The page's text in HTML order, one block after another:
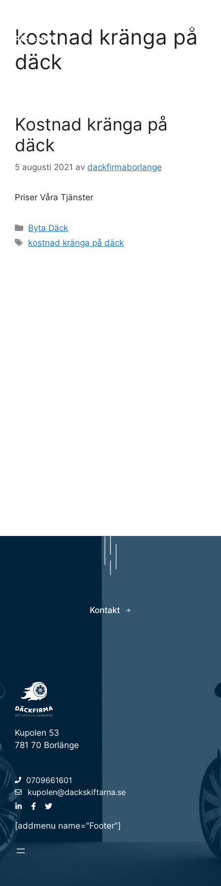
innehållkostnad kränga på
däck
Kostnad kränga på
däck
5 augusti 2021 av dackfirmaborlange
Priser Våra Tjänster
Kategorier
Byta Däck
Etiketter
kostnad kränga på däck
Kontakt
Kupolen 53
781 70 Borlänge
0709661601
kupolen@dackskiftarna.se
[addmenu name="Footer"]